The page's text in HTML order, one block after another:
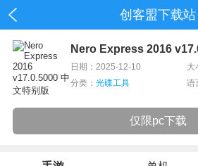
创客盟下载站
Nero Express 2016
日期：2025-12-10
大
分类： 光碟工具 语
仅限pc下载